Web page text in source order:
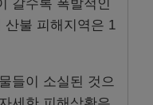
갈수록 폭발적인
산불 피해지역은 1
들이 소실된 것으